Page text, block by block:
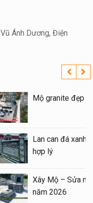
Ánh Dương, Điện
trên toàn quốc – Đá
1 mái đẹp tại Ninh
sửa Mộ bằng Mẫu